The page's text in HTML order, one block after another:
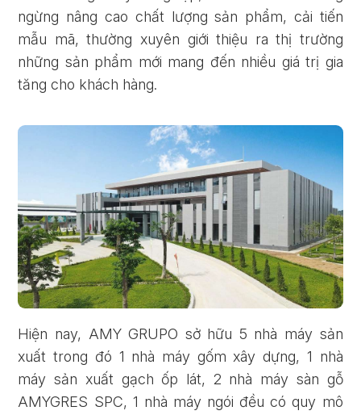
ngừng nâng cao chất lượng sản phẩm, cải tiến
mẫu mã, thường xuyên giới thiệu ra thị trường
những sản phẩm mới mang đến nhiều giá trị gia
tăng cho khách hàng.
Hiện nay, AMY GRUPO sở hữu 5 nhà máy sản
xuất trong đó 1 nhà máy gốm xây dựng, 1 nhà
máy sản xuất gạch ốp lát, 2 nhà máy sàn gỗ
AMYGRES SPC, 1 nhà máy ngói đều có quy mô